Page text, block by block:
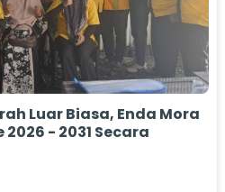
Luar Biasa, Enda Mora
- 2031 Secara